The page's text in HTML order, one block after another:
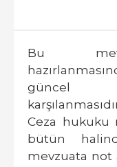
Bu
güncel
Ceza hukuku
bütün
mevzuata